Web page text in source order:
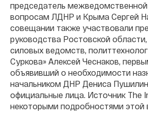
председатель
вопросам ЛДНР и Крыма Сергей
совещании также участвовали
руководства Ростовской
силовых ведомств,
Cуркова» Алексей Чеснаков,
объявивший о необходимости
начальником ДНР Дениса
официальные лица. Источник The
некоторыми подробностями этой